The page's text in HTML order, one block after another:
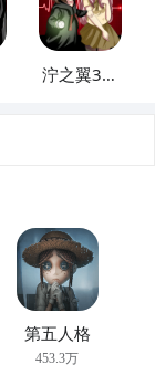
泞之翼3梦
第五人格
453.3万